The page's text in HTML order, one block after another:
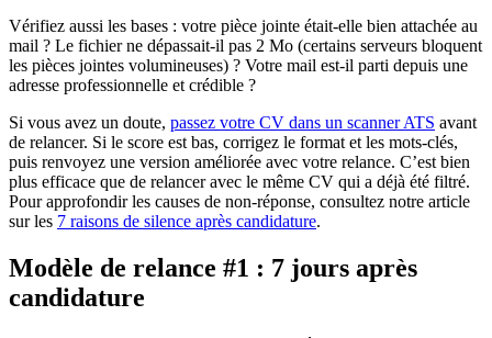
Vérifiez aussi les bases : votre pièce jointe était-elle bien attachée au
mail ? Le fichier ne dépassait-il pas 2 Mo (certains serveurs bloquent
les pièces jointes volumineuses) ? Votre mail est-il parti depuis une
adresse professionnelle et crédible ?
Si vous avez un doute, passez votre CV dans un scanner ATS avant
de relancer. Si le score est bas, corrigez le format et les mots-clés,
puis renvoyez une version améliorée avec votre relance. C’est bien
plus efficace que de relancer avec le même CV qui a déjà été filtré.
Pour approfondir les causes de non-réponse, consultez notre article
sur les 7 raisons de silence après candidature.
Modèle de relance #1 : 7 jours après
candidature